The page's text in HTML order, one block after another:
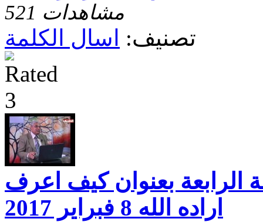
521 مشاهدات
تصنيف: اسال الكلمة
الرابعة بعنوان كيف اعرف
اراده الله 8 فبراير 2017